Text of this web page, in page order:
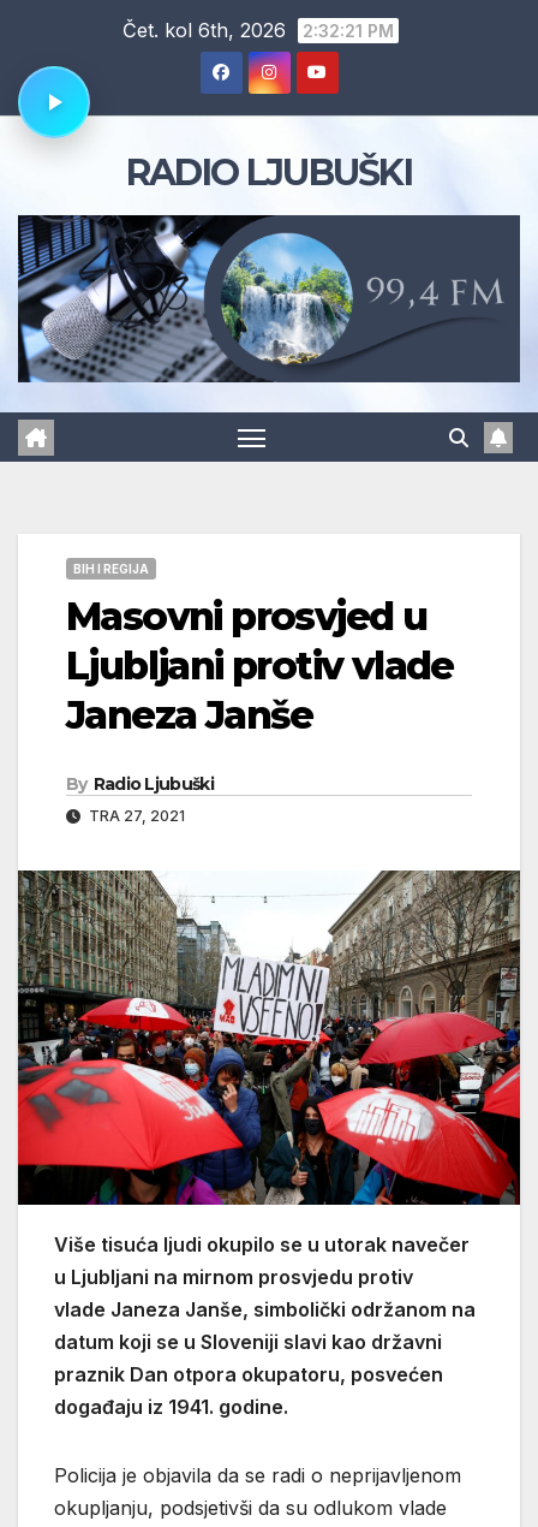
content
Čet. kol 6th, 2026 2:32:22 PM
RADIO LJUBUŠKI
BIH I REGIJA
Masovni prosvjed u
Ljubljani protiv vlade
Janeza Janše
By Radio Ljubuški
TRA 27, 2021
Više tisuća ljudi okupilo se u utorak navečer
u Ljubljani na mirnom prosvjedu protiv
vlade Janeza Janše, simbolički održanom na
datum koji se u Sloveniji slavi kao državni
praznik Dan otpora okupatoru, posvećen
događaju iz 1941. godine.
Policija je objavila da se radi o neprijavljenom
okupljanju, podsjetivši da su odlukom vlade